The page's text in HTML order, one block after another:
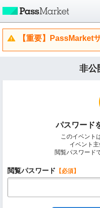
【重要】PassMarket
非公
パスワード
このイベント
イベント
閲覧パスワード
閲覧パスワード 【必須】